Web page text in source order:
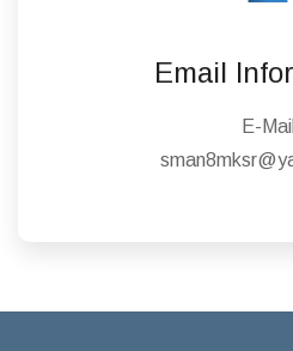
Email
E-Mail